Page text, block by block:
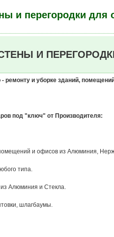
и перегородки
И
ремонту и уборке зданий,
под "ключ" от Производителя:
и офисов из Алюминия,
типа.
из Алюминия и Стекла.
шлагбаумы.